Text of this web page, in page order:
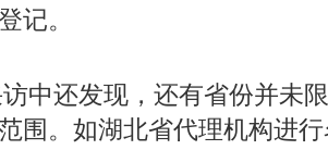
记。
中还发现，还有省份并未
围。如湖北省代理机构进